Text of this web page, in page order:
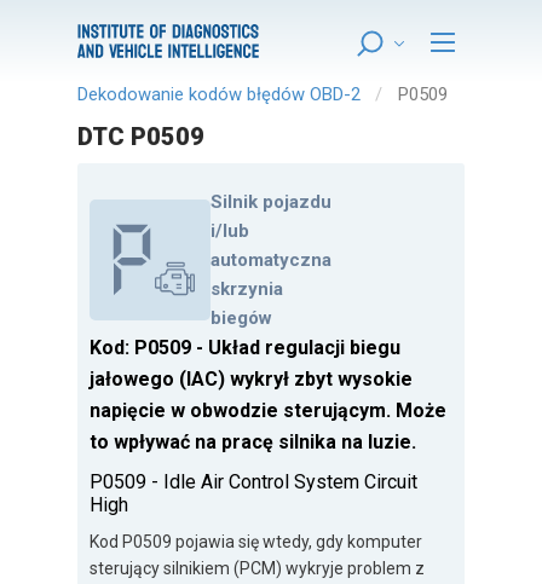
Dekodowanie kodów błędów OBD-2 P0509
DTC P0509
Silnik pojazdu
i/lub
automatyczna
skrzynia
biegów
Kod: P0509 - Układ regulacji biegu
jałowego (IAC) wykrył zbyt wysokie
napięcie w obwodzie sterującym. Może
to wpływać na pracę silnika na luzie.
P0509 - Idle Air Control System Circuit
High
Kod P0509 pojawia się wtedy, gdy komputer
sterujący silnikiem (PCM) wykryje problem z